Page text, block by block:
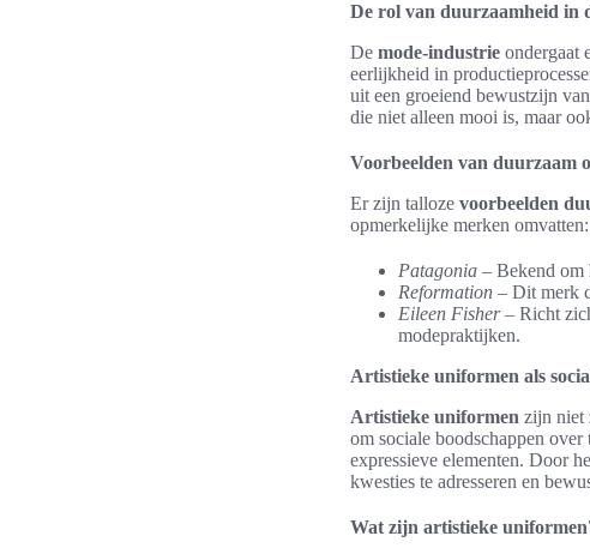
De rol van duurzaamheid in
De mode-industrie ondergaat
eerlijkheid in
uit een groeiend bewustzijn
die niet alleen mooi is, maar
Voorbeelden van duurzaam
Er zijn talloze voorbeelden
opmerkelijke merken omvatten:
Patagonia – Bekend om
Reformation – Dit merk
Eileen Fisher– Richt
modepraktijken.
Artistieke uniformen als
Artistieke uniformen zijn niet
om sociale boodschappen
expressieve elementen. Door
kwesties te adresseren en
Wat zijn artistieke